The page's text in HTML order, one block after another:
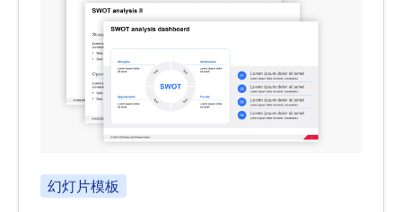
幻灯片模板